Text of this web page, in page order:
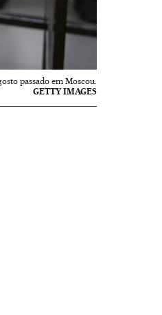
passado em Moscou.
GETTY IMAGES